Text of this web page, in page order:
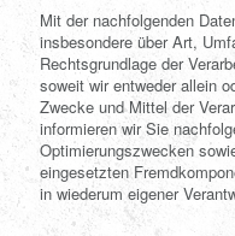
Mit der nachfolgenden
insbesondere über Art,
Rechtsgrundlage der
soweit wir entweder allein
Zwecke und Mittel der
informieren wir Sie
Optimierungszwecken
eingesetzten
in wiederum eigener